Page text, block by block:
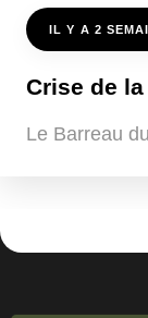
IL Y A 2
Crise de
Le Barreau